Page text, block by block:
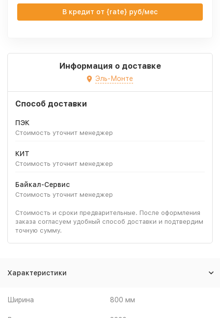
В кредит от {rate} руб/мес
Информация о доставке
Эль-Монте
Способ доставки
ПЭК
Стоимость уточнит менеджер
КИТ
Стоимость уточнит менеджер
Байкал-Сервис
Стоимость уточнит менеджер
Стоимость и сроки предварительные. После оформления
заказа согласуем удобный способ доставки и подтвердим
точную сумму.
Характеристики
Ширина 800 мм